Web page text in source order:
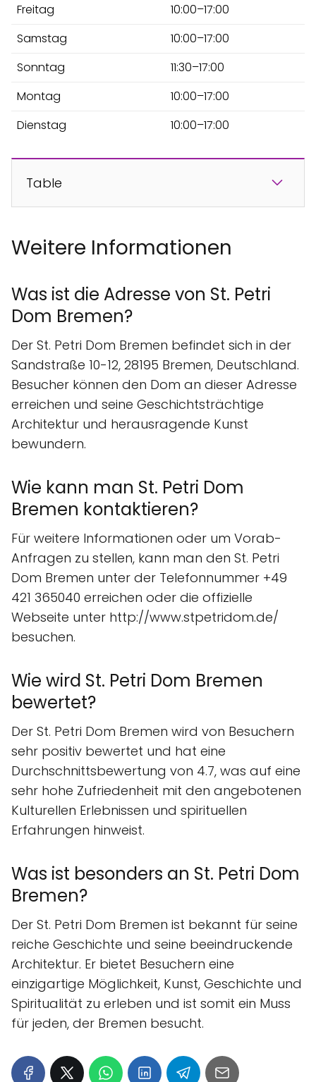
Freitag
10:00–17:00
Samstag
10:00–17:00
Sonntag
11:30–17:00
Montag
10:00–17:00
Dienstag
10:00–17:00
Table
Weitere Informationen
Was ist die Adresse von St. Petri
Dom Bremen?
Der St. Petri Dom Bremen befindet sich in der
Sandstraße 10-12, 28195 Bremen, Deutschland.
Besucher können den Dom an dieser Adresse
erreichen und seine Geschichtsträchtige
Architektur und herausragende Kunst
bewundern.
Wie kann man St. Petri Dom
Bremen kontaktieren?
Für weitere Informationen oder um Vorab-
Anfragen zu stellen, kann man den St. Petri
Dom Bremen unter der Telefonnummer +49
421 365040 erreichen oder die offizielle
Webseite unter http://www.stpetridom.de/
besuchen.
Wie wird St. Petri Dom Bremen
bewertet?
Der St. Petri Dom Bremen wird von Besuchern
sehr positiv bewertet und hat eine
Durchschnittsbewertung von 4.7, was auf eine
sehr hohe Zufriedenheit mit den angebotenen
Kulturellen Erlebnissen und spirituellen
Erfahrungen hinweist.
Was ist besonders an St. Petri Dom
Bremen?
Der St. Petri Dom Bremen ist bekannt für seine
reiche Geschichte und seine beeindruckende
Architektur. Er bietet Besuchern eine
einzigartige Möglichkeit, Kunst, Geschichte und
Spiritualität zu erleben und ist somit ein Muss
für jeden, der Bremen besucht.